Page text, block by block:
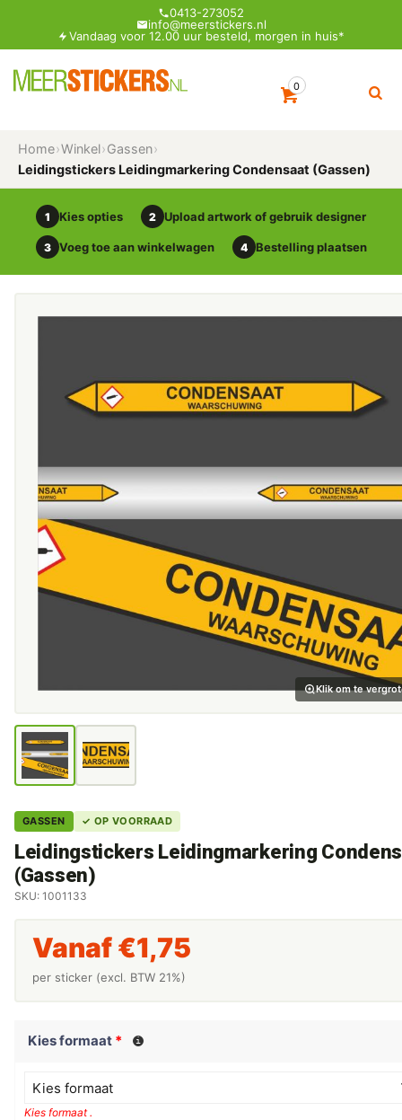
0413-273052
info@meerstickers.nl
Vandaag voor 12.00 uur besteld, morgen in huis*
0
Home›Winkel›Gassen›
Leidingstickers Leidingmarkering Condensaat (Gassen)
1 Kies opties 2 Upload artwork of gebruik designer
3 Voeg toe aan winkelwagen 4 Bestelling plaatsen
Klik om te
GASSEN ✓ OP VOORRAAD
Leidingstickers Leidingmarkering
(Gassen)
SKU: 1001133
Vanaf €1,75
per sticker (excl. BTW 21%)
Kies formaat *
Kies formaat
Kies formaat .